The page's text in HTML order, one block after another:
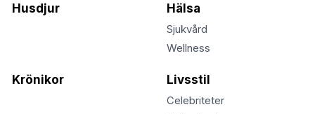
Husdjur Hälsa
Sjukvård
Wellness
Krönikor Livsstil
Celebriteter